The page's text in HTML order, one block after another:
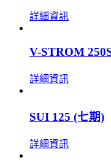
詳細資訊
V-STROM
詳細資訊
SUI 125 (七期)
詳細資訊